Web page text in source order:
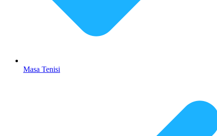
Masa Tenisi